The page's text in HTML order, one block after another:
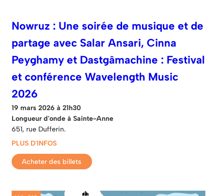
Nowruz : Une soirée de musique et de
partage avec Salar Ansari, Cinna
Peyghamy et Dastgâmachine : Festival
et conférence Wavelength Music
2026
19 mars 2026 à 21h30
Longueur d'onde à Sainte-Anne
651, rue Dufferin.
PLUS D'INFOS
Acheter des billets